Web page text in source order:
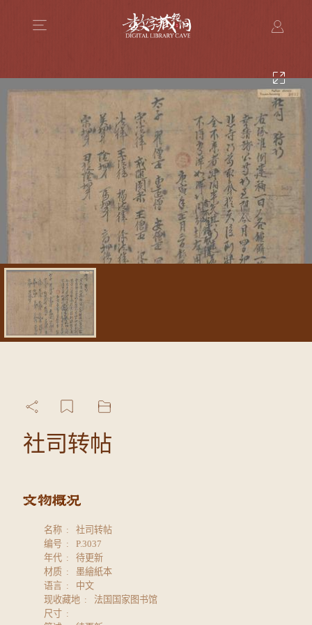
社司转帖
名称
社司转帖
编号
P.3037
年代
待更新
材质
墨繪紙本
语言
中文
现收藏地
法国国家图书馆
尺寸